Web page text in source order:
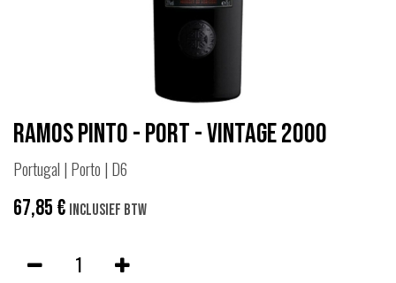
Ramos Pinto - Port - Vintage 2000
Portugal | Porto | D6
67,85€ Inclusief btw